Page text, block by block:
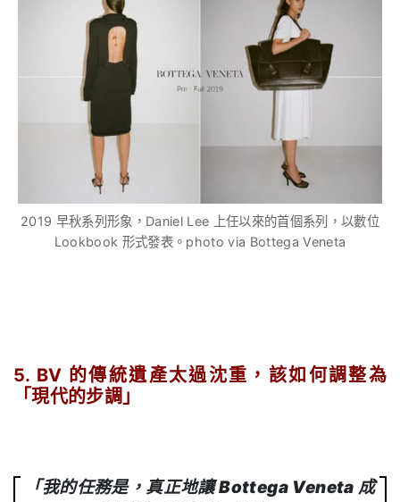
2019 早秋系列形象，Daniel Lee 上任以來的首個系列，以數位
Lookbook 形式發表。photo via Bottega Veneta
5. BV 的傳統遺產太過沈重，該如何調整為
「現代的步調」
「我的任務是，真正地讓 Bottega Veneta 成